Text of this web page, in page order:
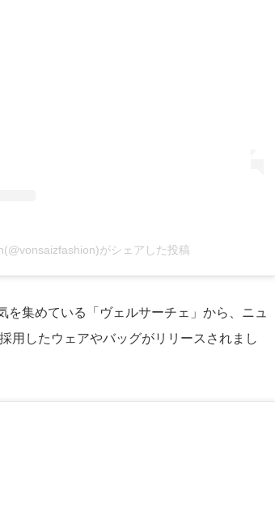
がシェアした投稿
を集めている「ヴェルサーチェ」から、ニュ
用したウェアやバッグがリリースされまし